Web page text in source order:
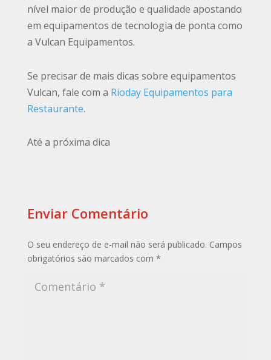
nível maior de produção e qualidade apostando
em equipamentos de tecnologia de ponta como
a Vulcan Equipamentos.
Se precisar de mais dicas sobre equipamentos
Vulcan, fale com a Rioday Equipamentos para
Restaurante.
Até a próxima dica
Enviar Comentário
O seu endereço de e-mail não será publicado. Campos
obrigatórios são marcados com *